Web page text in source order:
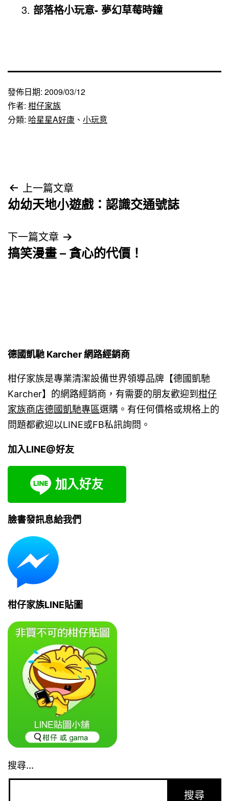
部落格小玩意- 夢幻草莓時鐘
發佈日期: 2009/03/12
作者: 柑仔家族
分類: 哈星星A好康 、 小玩意
文
章
導
覽
上一篇文章
幼幼天地小遊戲：認識交通號誌
下一篇文章
搞笑漫畫 – 貪心的代價！
德國凱馳 Karcher 網路經銷商
柑仔家族是專業清潔設備世界領導品牌【德國凱馳
Karcher】的網路經銷商，有需要的朋友歡迎到 柑仔
家族商店德國凱馳專區選購。有任何價格或規格上的
問題都歡迎以LINE或FB私訊詢問。
加入LINE@好友
臉書發訊息給我們
柑仔家族LINE貼圖
搜尋...